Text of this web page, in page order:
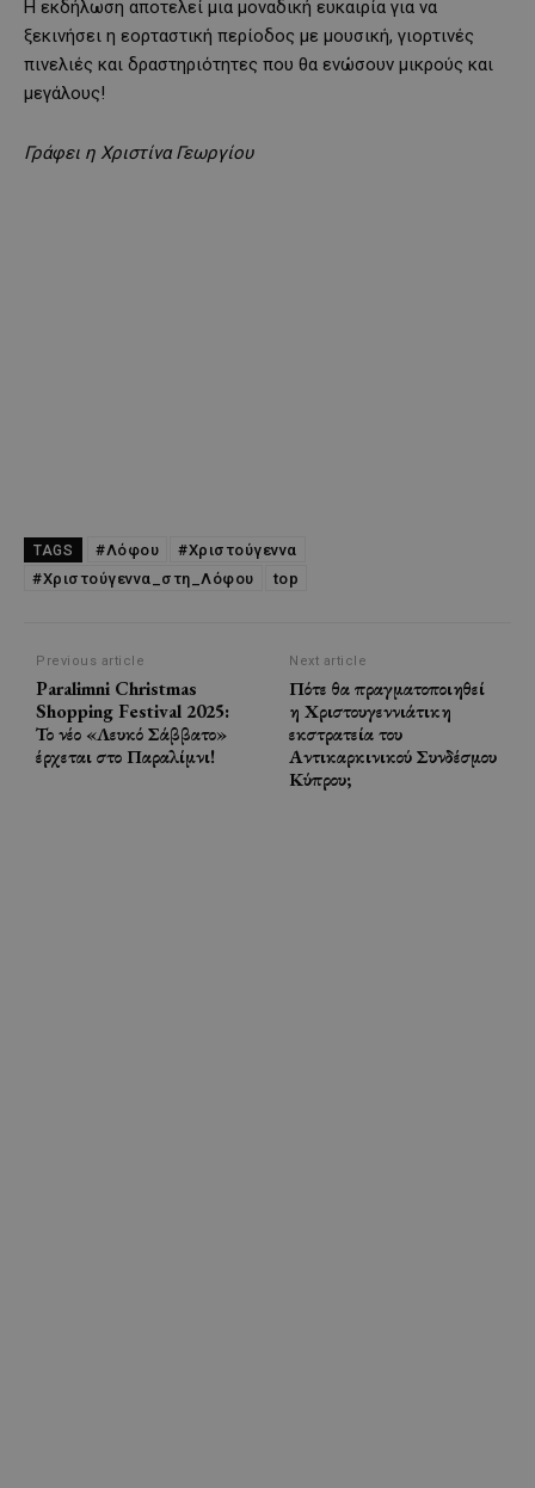
Η εκδήλωση αποτελεί μια μοναδική ευκαιρία για να
ξεκινήσει η εορταστική περίοδος με μουσική, γιορτινές
πινελιές και δραστηριότητες που θα ενώσουν μικρούς και
μεγάλους!
Γράφει η Χριστίνα Γεωργίου
TAGS #Λόφου
#Χριστούγεννα
#Χριστούγεννα_στη_Λόφου
top
Previous article
Paralimni Christmas
Shopping Festival 2025:
Το νέο «Λευκό Σάββατο»
έρχεται στο Παραλίμνι!
Next article
Πότε θα πραγματοποιηθεί
η Χριστουγεννιάτικη
εκστρατεία του
Αντικαρκινικού Συνδέσμου
Κύπρου;